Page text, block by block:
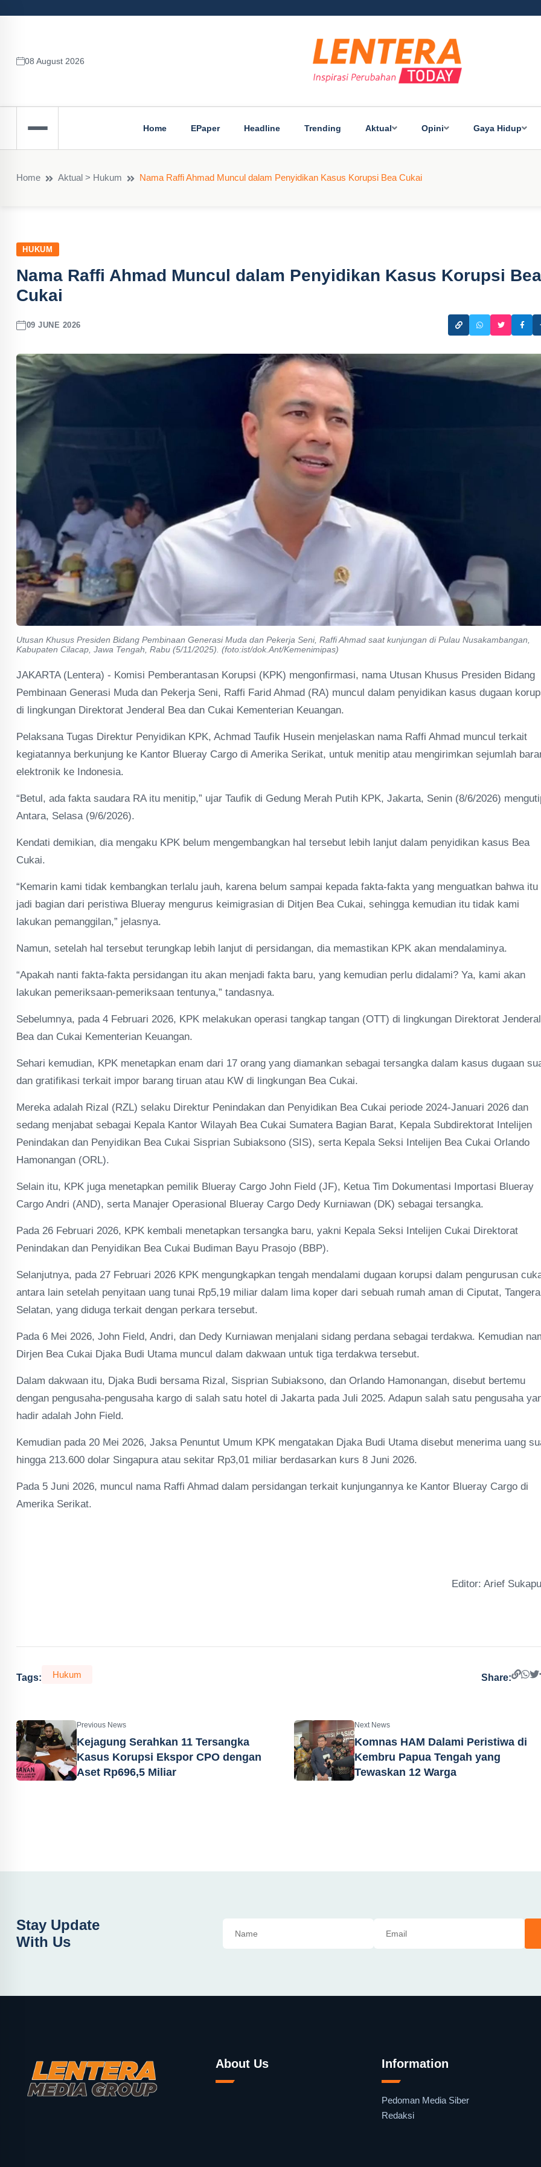
08 August 2026
Home EPaper Headline Trending Aktual Opini Gaya Hidup
Home Aktual > Hukum Nama Raffi Ahmad Muncul dalam Penyidikan Kasus Korupsi Bea Cukai
HUKUM
Nama Raffi Ahmad Muncul dalam Penyidikan Kasus Korupsi Bea
Cukai
09 JUNE 2026
Utusan Khusus Presiden Bidang Pembinaan Generasi Muda dan Pekerja Seni, Raffi Ahmad saat kunjungan di Pulau Nusakambangan,
Kabupaten Cilacap, Jawa Tengah, Rabu (5/11/2025). (foto:ist/dok.Ant/Kemenimipas)
JAKARTA (Lentera) - Komisi Pemberantasan Korupsi (KPK) mengonfirmasi, nama Utusan Khusus Presiden Bidang
Pembinaan Generasi Muda dan Pekerja Seni, Raffi Farid Ahmad (RA) muncul dalam penyidikan kasus dugaan
di lingkungan Direktorat Jenderal Bea dan Cukai Kementerian Keuangan.
Pelaksana Tugas Direktur Penyidikan KPK, Achmad Taufik Husein menjelaskan nama Raffi Ahmad muncul terkait
kegiatannya berkunjung ke Kantor Blueray Cargo di Amerika Serikat, untuk menitip atau mengirimkan sejumlah
elektronik ke Indonesia.
“Betul, ada fakta saudara RA itu menitip,” ujar Taufik di Gedung Merah Putih KPK, Jakarta, Senin (8/6/2026)
Antara, Selasa (9/6/2026).
Kendati demikian, dia mengaku KPK belum mengembangkan hal tersebut lebih lanjut dalam penyidikan kasus Bea
Cukai.
“Kemarin kami tidak kembangkan terlalu jauh, karena belum sampai kepada fakta-fakta yang menguatkan bahwa itu
jadi bagian dari peristiwa Blueray mengurus keimigrasian di Ditjen Bea Cukai, sehingga kemudian itu tidak kami
lakukan pemanggilan,” jelasnya.
Namun, setelah hal tersebut terungkap lebih lanjut di persidangan, dia memastikan KPK akan mendalaminya.
“Apakah nanti fakta-fakta persidangan itu akan menjadi fakta baru, yang kemudian perlu didalami? Ya, kami akan
lakukan pemeriksaan-pemeriksaan tentunya,” tandasnya.
Sebelumnya, pada 4 Februari 2026, KPK melakukan operasi tangkap tangan (OTT) di lingkungan Direktorat Jenderal
Bea dan Cukai Kementerian Keuangan.
Sehari kemudian, KPK menetapkan enam dari 17 orang yang diamankan sebagai tersangka dalam kasus dugaan
dan gratifikasi terkait impor barang tiruan atau KW di lingkungan Bea Cukai.
Mereka adalah Rizal (RZL) selaku Direktur Penindakan dan Penyidikan Bea Cukai periode 2024-Januari 2026 dan
sedang menjabat sebagai Kepala Kantor Wilayah Bea Cukai Sumatera Bagian Barat, Kepala Subdirektorat Intelijen
Penindakan dan Penyidikan Bea Cukai Sisprian Subiaksono (SIS), serta Kepala Seksi Intelijen Bea Cukai Orlando
Hamonangan (ORL).
Selain itu, KPK juga menetapkan pemilik Blueray Cargo John Field (JF), Ketua Tim Dokumentasi Importasi Blueray
Cargo Andri (AND), serta Manajer Operasional Blueray Cargo Dedy Kurniawan (DK) sebagai tersangka.
Pada 26 Februari 2026, KPK kembali menetapkan tersangka baru, yakni Kepala Seksi Intelijen Cukai Direktorat
Penindakan dan Penyidikan Bea Cukai Budiman Bayu Prasojo (BBP).
Selanjutnya, pada 27 Februari 2026 KPK mengungkapkan tengah mendalami dugaan korupsi dalam pengurusan
antara lain setelah penyitaan uang tunai Rp5,19 miliar dalam lima koper dari sebuah rumah aman di Ciputat,
Selatan, yang diduga terkait dengan perkara tersebut.
Pada 6 Mei 2026, John Field, Andri, dan Dedy Kurniawan menjalani sidang perdana sebagai terdakwa. Kemudian
Dirjen Bea Cukai Djaka Budi Utama muncul dalam dakwaan untuk tiga terdakwa tersebut.
Dalam dakwaan itu, Djaka Budi bersama Rizal, Sisprian Subiaksono, dan Orlando Hamonangan, disebut bertemu
dengan pengusaha-pengusaha kargo di salah satu hotel di Jakarta pada Juli 2025. Adapun salah satu pengusaha
hadir adalah John Field.
Kemudian pada 20 Mei 2026, Jaksa Penuntut Umum KPK mengatakan Djaka Budi Utama disebut menerima uang
hingga 213.600 dolar Singapura atau sekitar Rp3,01 miliar berdasarkan kurs 8 Juni 2026.
Pada 5 Juni 2026, muncul nama Raffi Ahmad dalam persidangan terkait kunjungannya ke Kantor Blueray Cargo di
Amerika Serikat.
Editor: Arief
Tags: Hukum Share:
Previous News
Kejagung Serahkan 11 Tersangka
Kasus Korupsi Ekspor CPO dengan
Aset Rp696,5 Miliar
Next News
Komnas HAM Dalami Peristiwa di
Kembru Papua Tengah yang
Tewaskan 12 Warga
Stay Update
With Us
About Us Information
Pedoman Media Siber
Redaksi